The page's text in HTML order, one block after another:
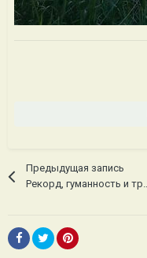
Предыдущая запись
Рекорд,